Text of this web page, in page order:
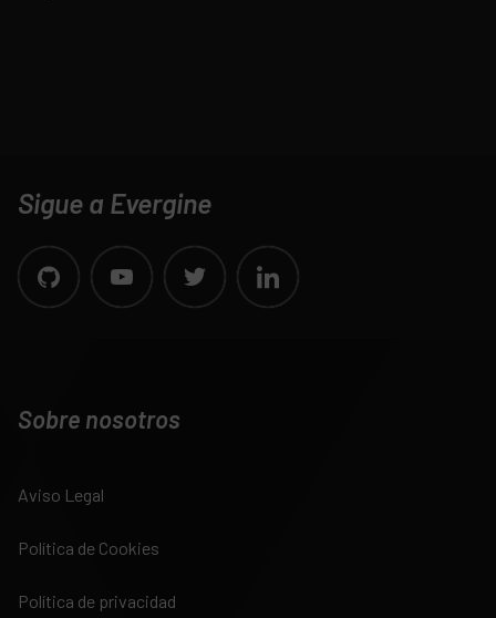
Sigue a Evergine
Sobre nosotros
Aviso Legal
Política de Cookies
Política de privacidad